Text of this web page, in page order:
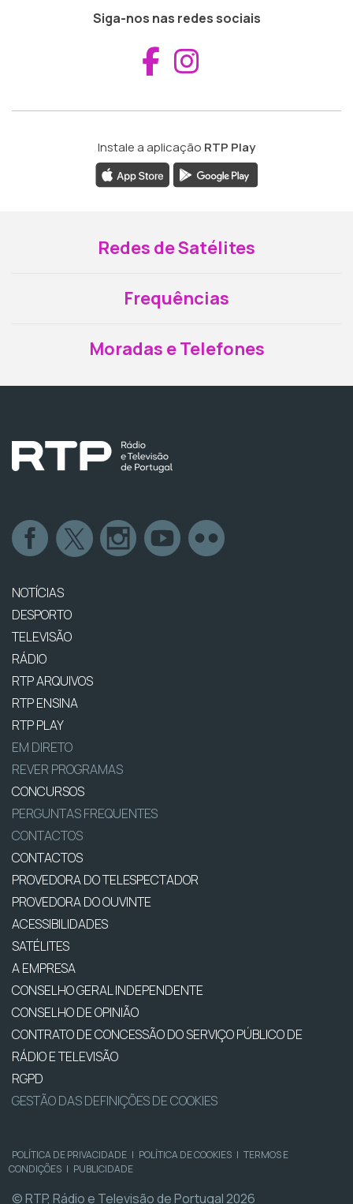
Siga-nos nas redes sociais
Aceder ao
Instale a aplicação RTP Play
Redes de Satélites
Frequências
Moradas e Telefones
NOTÍCIAS
DESPORTO
TELEVISÃO
RÁDIO
RTP ARQUIVOS
RTP ENSINA
RTP PLAY
EM DIRETO
REVER PROGRAMAS
CONCURSOS
PERGUNTAS FREQUENTES
CONTACTOS
CONTACTOS
PROVEDORA DO TELESPECTADOR
PROVEDORA DO OUVINTE
ACESSIBILIDADES
SATÉLITES
A EMPRESA
CONSELHO GERAL INDEPENDENTE
CONSELHO DE OPINIÃO
CONTRATO DE CONCESSÃO DO SERVIÇO PÚBLICO DE
RÁDIO E TELEVISÃO
RGPD
GESTÃO DAS DEFINIÇÕES DE COOKIES
POLÍTICA DE PRIVACIDADE | POLÍTICA DE COOKIES | TERMOS E
CONDIÇÕES | PUBLICIDADE
© RTP, Rádio e Televisão de Portugal 2026